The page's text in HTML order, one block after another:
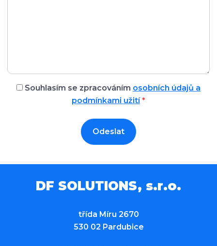
Souhlasím se zpracováním osobních údajů a
podmínkami užití *
Odeslat
DF SOLUTIONS, s.r.o.
třída Míru 2670
530 02 Pardubice